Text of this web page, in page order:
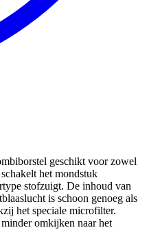
geschikt voor zowel
het mondstuk
stofzuigt. De inhoud van
is schoon genoeg als
het speciale microfilter.
omkijken naar het